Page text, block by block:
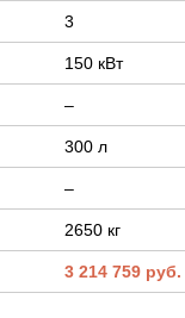
3
150 кВт
–
300 л
–
2650 кг
3 214 759 руб.